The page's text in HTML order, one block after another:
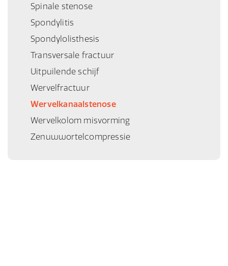
Spinale stenose
Spondylitis
Spondylolisthesis
Transversale fractuur
Uitpuilende schijf
Wervelfractuur
Wervelkanaalstenose
Wervelkolom misvorming
Zenuwwortelcompressie